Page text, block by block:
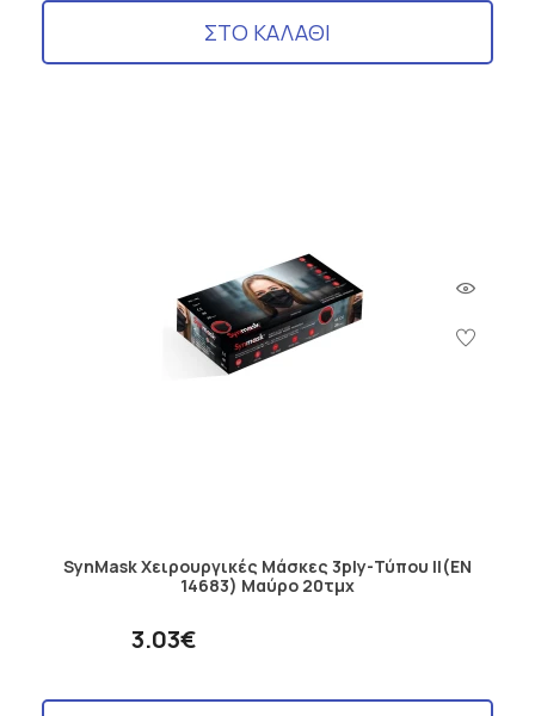
ΣΤΟ ΚΑΛΑΘΙ
SynMask Χειρουργικές Μάσκες 3ply-Τύπου ΙΙ(EN
14683) Μαύρο 20τμχ
3.03€